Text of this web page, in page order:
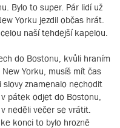
Bylo to super. Pár lidí už
Yorku jezdil občas hrát.
naší tehdejší kapelou.
do Bostonu, kvůli hraním
Yorku, musíš mít čas
slovy znamenalo nechodit
pátek odjet do Bostonu,
neděli večer se vrátit.
konci to bylo hrozně